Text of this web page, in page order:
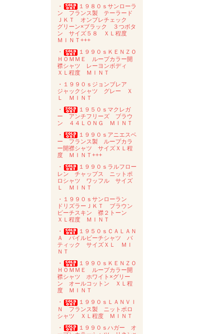
・
１９８０ｓサンローラ
ン フランス製 テーラード
ＪＫＴ オンブレチェック
グリーン×ブラック ３つボタ
ン サイズ５８ ＸＬ程度
ＭＩＮＴ+++
・
１９９０ｓＫＥＮＺＯ
ＨＯＭＭＥ ループカラー開
襟シャツ レーヨンボディ
ＸＬ程度 ＭＩＮＴ
・１９９０ｓジョンブレア
ジャックシャツ グレー Ｘ
Ｌ ＭＩＮＴ
・
１９５０ｓマクレガ
ー アンチフリーズ ブラウ
ン ４４ＬＯＮＧ ＭＩＮＴ
・
１９９０ｓアニエスベ
ー フランス製 ループカラ
ー開襟シャツ サイズＸＬ程
度 ＭＩＮＴ+++
・
１９９０ｓラルフロー
レン チャップス ニットポ
ロシャツ ワッフル サイズ
Ｌ ＭＩＮＴ
・１９９０ｓサンローラン
ドリズラーＪＫＴ ブラウン
ピーチスキン 襟２トーン
ＸＬ程度 ＭＩＮＴ
・
１９５０ｓＣＡＬＡＮ
Ａ パイルビーチシャツ バ
ティック サイズＸＬ ＭＩ
ＮＴ
・
１９９０ｓＫＥＮＺＯ
ＨＯＭＭＥ ループカラー開
襟シャツ ホワイト×グリー
ン オールコットン ＸＬ程
度 ＭＩＮＴ
・
１９９０ｓＬＡＮＶＩ
Ｎ フランス製 ニットポロ
シャツ ＸＬ程度 ＭＩＮＴ
・
１９９０ｓハガー オ